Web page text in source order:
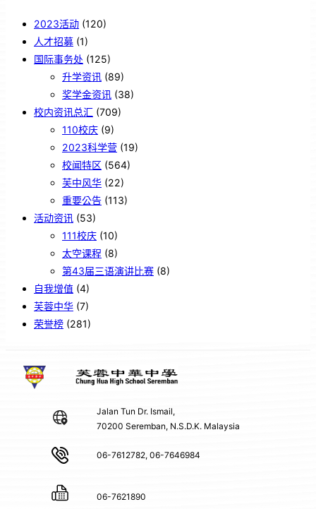
2023活动 (120)
人才招募 (1)
国际事务处 (125)
升学资讯 (89)
奖学金资讯 (38)
校内资讯总汇 (709)
110校庆 (9)
2023科学营 (19)
校闻特区 (564)
芙中风华 (22)
重要公告 (113)
活动资讯 (53)
111校庆 (10)
太空课程 (8)
第43届三语演讲比赛 (8)
自我增值 (4)
芙蓉中华 (7)
荣誉榜 (281)
Jalan Tun Dr. Ismail,
70200 Seremban, N.S.D.K. Malaysia
06-7612782, 06-7646984
06-7621890